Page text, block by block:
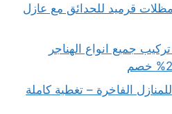
قرميد للحدائق مع عازل
جميع انواع الهناجر
الفاخرة – تغطية كاملة